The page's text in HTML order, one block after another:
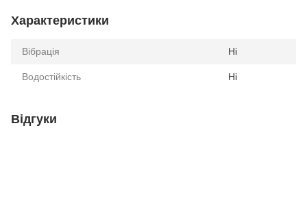
Характеристики
Вібрація Ні
Водостійкість Ні
Відгуки